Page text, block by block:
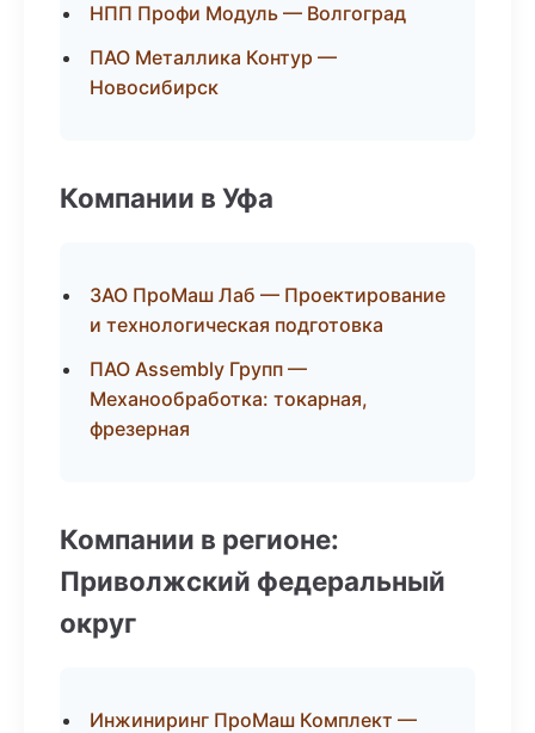
НПП Профи Модуль — Волгоград
ПАО Металлика Контур —
Новосибирск
Компании в Уфа
ЗАО ПроМаш Лаб — Проектирование
и технологическая подготовка
ПАО Assembly Групп —
Механообработка: токарная,
фрезерная
Компании в регионе:
Приволжский федеральный
округ
Инжиниринг ПроМаш Комплект —